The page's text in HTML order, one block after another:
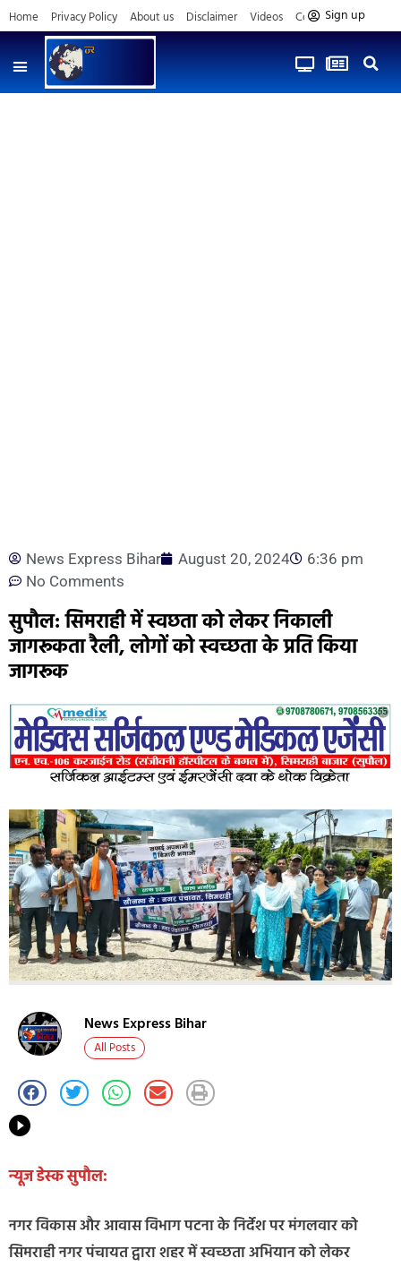
Home Privacy Policy About us Disclaimer Videos Contact us
Sign up
News Express Bihar August 20, 2024
6:36 pm
No Comments
सुपौल: सिमराही में स्वछता को लेकर निकाली
जागरूकता रैली, लोगों को स्वच्छता के प्रति किया
जागरूक
News Express Bihar
All Posts
न्यूज डेस्क सुपौल:
नगर विकास और आवास विभाग पटना के निर्देश पर मंगलवार को
सिमराही नगर पंचायत द्वारा शहर में स्वच्छता अभियान को लेकर